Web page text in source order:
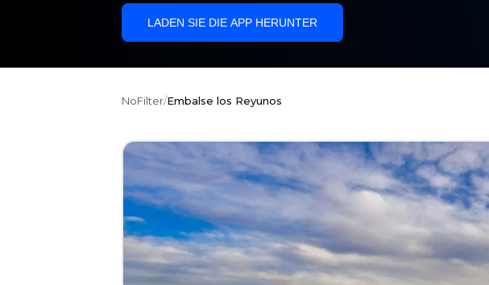
LADEN SIE DIE APP HERUNTER
NoFilter/Embalse los Reyunos